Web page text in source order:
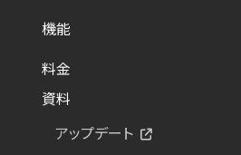
機能
料金
資料
アップデート